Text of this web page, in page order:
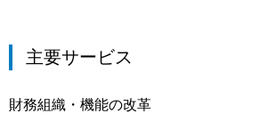
主要サービス
財務組織・機能の改革